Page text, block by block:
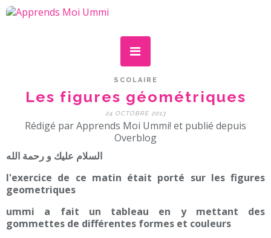
SCOLAIRE
Les figures géométriques
24 OCTOBRE 2013
Rédigé par Apprends Moi Ummi! et publié depuis
Overblog
السلام عليك و رحمة الله
l'exercice de ce matin était porté sur les figures
geometriques
ummi a fait un tableau en y mettant des
gommettes de différentes formes et couleurs